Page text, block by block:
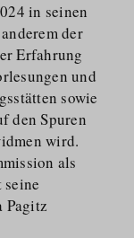
in seinen
der
Erfahrung
und
sowie
den Spuren
wird.
als
Pagitz